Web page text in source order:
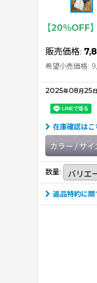
【20％OFF】
販売価格:
希望小売価格:
2025年08月 25日
在庫確認はこ
カラー / サイ
数量:
返品特約に